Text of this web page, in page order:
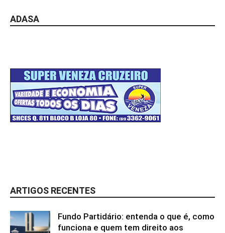
ADASA
ARTIGOS RECENTES
Fundo Partidário: entenda o que é, como
funciona e quem tem direito aos